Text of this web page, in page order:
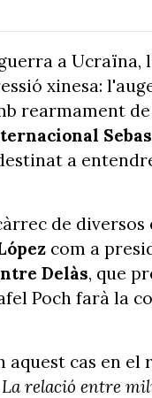
a Ucraïna,
xinesa:
rearmament
a
de
com a
Delàs, que
Poch farà la
aquest cas en
La relació entre